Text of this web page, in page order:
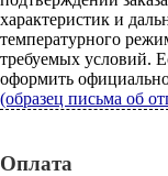
характеристик и
температурного
требуемых условий.
оформить
(образец письма об
Оплата